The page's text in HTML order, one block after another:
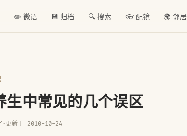
✏️ 微语 💾 归档 🔍 搜索 👓 配镜 🌍 邻居
中常见的几个误区
· 更新于 2010-10-24